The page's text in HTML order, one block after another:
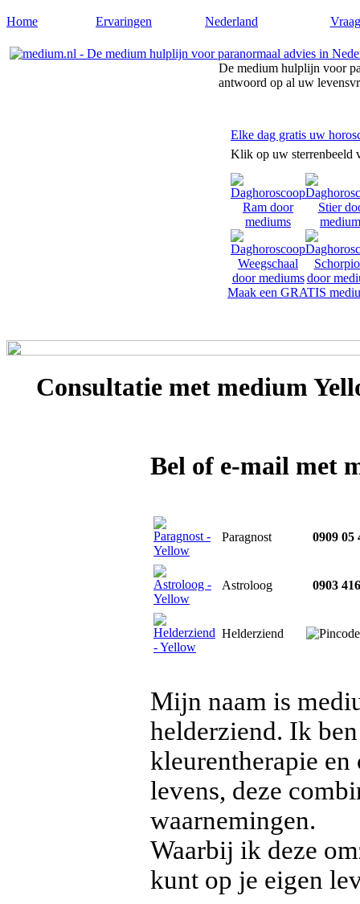
Home Ervaringen Nederland
De medium hulplijn voor
antwoord op al uw
Elke dag gratis uw
Klik op uw sterrenbeeld
Maak een GRATIS
Consultatie met medium
Bel of e-mail met
Paragnost 0909 05
Astroloog 0903
Helderziend
Mijn naam is
helderziend. Ik
kleurentherapie
levens, deze
waarnemingen.
Waarbij ik deze
kunt op je eigen